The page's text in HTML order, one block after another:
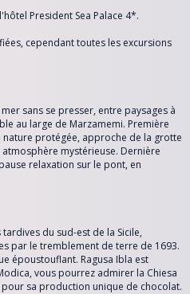
President Sea Palace 4*.
cependant toutes les excursions
sans se presser, entre paysages à
au large de Marzamemi. Première
nature protégée, approche de la grotte
mystérieuse. Dernière
relaxation sur le pont, en
du sud-est de la Sicile,
par le tremblement de terre de 1693.
époustouflant. Ragusa Ibla est
vous pourrez admirer la Chiesa
pour sa production unique de chocolat.